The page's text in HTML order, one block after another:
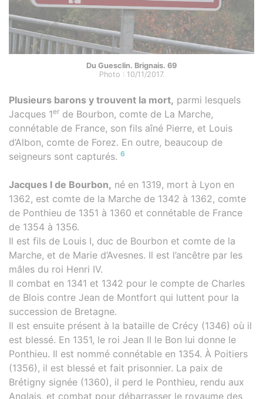
Du Guesclin. Brignais. 69
Photo : 10/11/2017.
Plusieurs barons y trouvent la mort, parmi lesquels
Jacques 1er de Bourbon, comte de La Marche,
connétable de France, son fils aîné Pierre, et Louis
d’Albon, comte de Forez. En outre, beaucoup de
seigneurs sont capturés. 6
Jacques I de Bourbon, né en 1319, mort à Lyon en
1362, est comte de la Marche de 1342 à 1362, comte
de Ponthieu de 1351 à 1360 et connétable de France
de 1354 à 1356.
Il est fils de Louis I, duc de Bourbon et comte de la
Marche, et de Marie d’Avesnes. Il est l’ancêtre par les
mâles du roi Henri IV.
Il combat en 1341 et 1342 pour le compte de Charles
de Blois contre Jean de Montfort qui luttent pour la
succession de Bretagne.
Il est ensuite présent à la bataille de Crécy (1346) où il
est blessé. En 1351, le roi Jean II le Bon lui donne le
Ponthieu. Il est nommé connétable en 1354. À Poitiers
(1356), il est blessé et fait prisonnier. La paix de
Brétigny signée (1360), il perd le Ponthieu, rendu aux
Anglais, et combat pour débarrasser le royaume des